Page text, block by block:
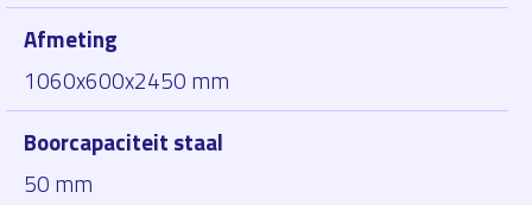
Afmeting
1060x600x2450 mm
Boorcapaciteit staal
50 mm